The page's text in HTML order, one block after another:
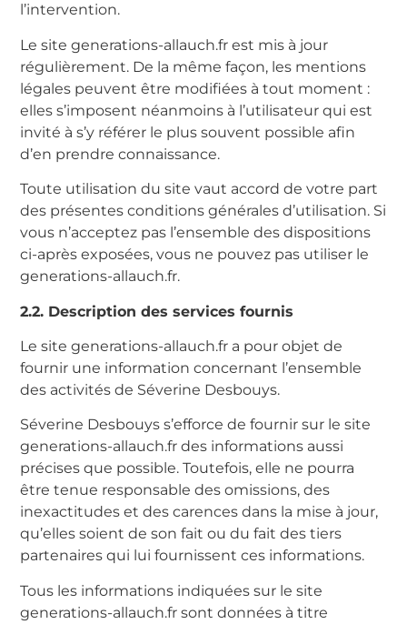
l’intervention.
Le site generations-allauch.fr est mis à jour
régulièrement. De la même façon, les mentions
légales peuvent être modifiées à tout moment :
elles s’imposent néanmoins à l’utilisateur qui est
invité à s’y référer le plus souvent possible afin
d’en prendre connaissance.
Toute utilisation du site vaut accord de votre part
des présentes conditions générales d’utilisation. Si
vous n’acceptez pas l’ensemble des dispositions
ci-après exposées, vous ne pouvez pas utiliser le
generations-allauch.fr.
2.2. Description des services fournis
Le site generations-allauch.fr a pour objet de
fournir une information concernant l’ensemble
des activités de Séverine Desbouys.
Séverine Desbouys s’efforce de fournir sur le site
generations-allauch.fr des informations aussi
précises que possible. Toutefois, elle ne pourra
être tenue responsable des omissions, des
inexactitudes et des carences dans la mise à jour,
qu’elles soient de son fait ou du fait des tiers
partenaires qui lui fournissent ces informations.
Tous les informations indiquées sur le site
generations-allauch.fr sont données à titre